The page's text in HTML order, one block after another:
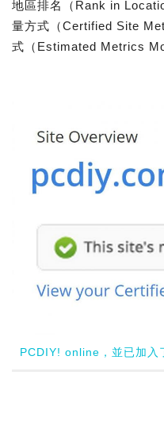
地區排名（Rank in
量方式（Certified Site
式（Estimated Metrics
PCDIY! online，並已加入